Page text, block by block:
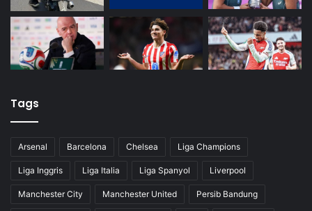
Tags
Arsenal Barcelona Chelsea Liga Champions
Liga Inggris Liga Italia Liga Spanyol Liverpool
Manchester City Manchester United Persib Bandung